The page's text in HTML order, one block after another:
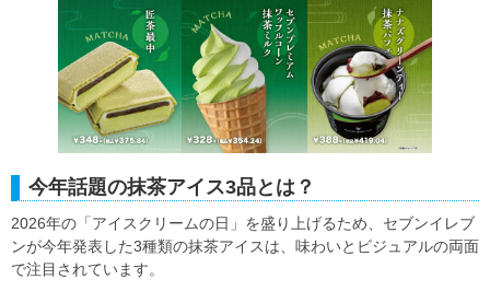
今年話題の抹茶アイス3品とは？
2026年の「アイスクリームの日」を盛り上げるため、セブンイレブ
ンが今年発表した3種類の抹茶アイスは、味わいとビジュアルの両面
で注目されています。